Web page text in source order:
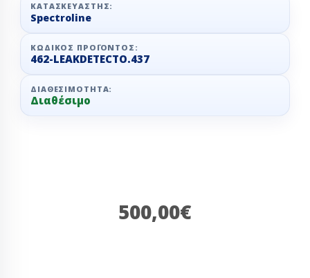
ΚΑΤΑΣΚΕΥΑΣΤΉΣ:
Spectroline
ΚΩΔΙΚΌΣ ΠΡΟΪΌΝΤΟΣ:
462-LEAKDETECTO.437
ΔΙΑΘΕΣΙΜΌΤΗΤΑ:
Διαθέσιμο
500,00€